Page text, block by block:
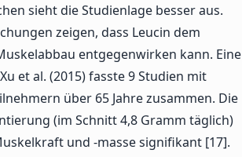
sieht die Studienlage besser aus.
zeigen, dass Leucin dem
entgegenwirken kann. Eine
et al. (2015) fasste 9 Studien mit
über 65 Jahre zusammen. Die
(im Schnitt 4,8 Gramm täglich)
und -masse signifikant [17].